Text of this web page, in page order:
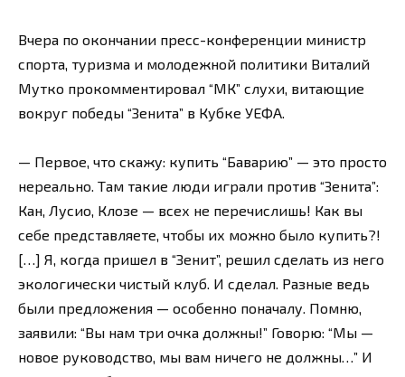
Вчера по окончании пресс-конференции министр
спорта, туризма и молодежной политики Виталий
Мутко прокомментировал “МК” слухи, витающие
вокруг победы “Зенита” в Кубке УЕФА.
— Первое, что скажу: купить “Баварию” — это просто
нереально. Там такие люди играли против “Зенита”:
Кан, Лусио, Клозе — всех не перечислишь! Как вы
себе представляете, чтобы их можно было купить?!
[…] Я, когда пришел в “Зенит”, решил сделать из него
экологически чистый клуб. И сделал. Разные ведь
были предложения — особенно поначалу. Помню,
заявили: “Вы нам три очка должны!” Говорю: “Мы —
новое руководство, мы вам ничего не должны…” И